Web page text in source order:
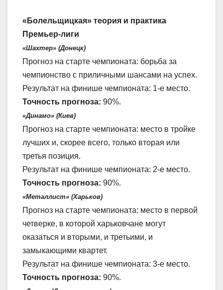
«Болельщицкая» теория и практика
Премьер-лиги
«Шахтер» (Донецк)
Прогноз на старте чемпионата: борьба за
чемпионство с приличными шансами на успех.
Результат на финише чемпионата: 1-е место.
Точность прогноза: 90%.
«Динамо» (Киев)
Прогноз на старте чемпионата: место в тройке
лучших и, скорее всего, только вторая или
третья позиция.
Результат на финише чемпионата: 2-е место.
Точность прогноза: 90%.
«Металлист» (Харьков)
Прогноз на старте чемпионата: место в первой
четверке, в которой харьковчане могут
оказаться и вторыми, и третьими, и
замыкающими квартет.
Результат на финише чемпионата: 3-е место.
Точность прогноза: 90%.